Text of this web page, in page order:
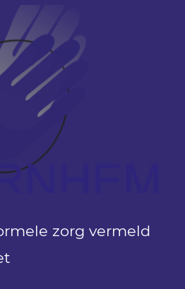
zorg vermeld